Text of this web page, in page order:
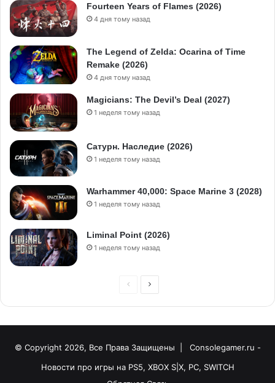
Fourteen Years of Flames (2026)
4 дня тому назад
The Legend of Zelda: Ocarina of Time
Remake (2026)
4 дня тому назад
Magicians: The Devil’s Deal (2027)
1 неделя тому назад
Сатурн. Наследие (2026)
1 неделя тому назад
Warhammer 40,000: Space Marine 3 (2028)
1 неделя тому назад
Liminal Point (2026)
1 неделя тому назад
© Copyright 2026, Все Права Защищены |
Consolegamer.ru -
Новости про игры на PS5, XBOX S|X, PC, SWITCH